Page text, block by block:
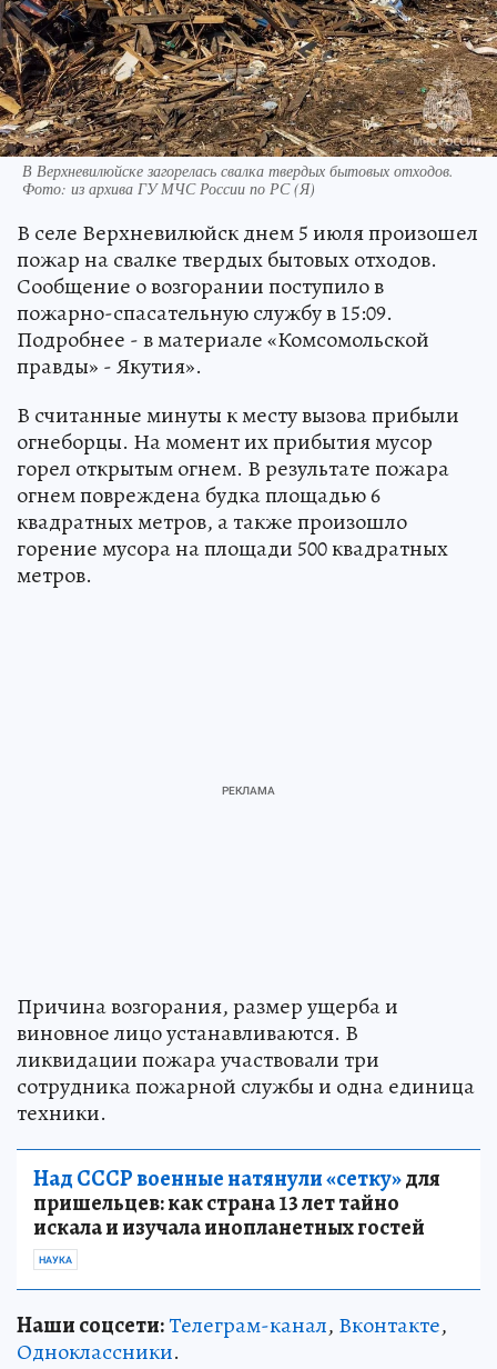
В Верхневилюйске загорелась свалка твердых бытовых отходов.
Фото: из архива ГУ МЧС России по РС (Я)
В селе Верхневилюйск днем 5 июля произошел
пожар на свалке твердых бытовых отходов.
Сообщение о возгорании поступило в
пожарно-спасательную службу в 15:09.
Подробнее - в материале «Комсомольской
правды» - Якутия».
В считанные минуты к месту вызова прибыли
огнеборцы. На момент их прибытия мусор
горел открытым огнем. В результате пожара
огнем повреждена будка площадью 6
квадратных метров, а также произошло
горение мусора на площади 500 квадратных
метров.
Причина возгорания, размер ущерба и
виновное лицо устанавливаются. В
ликвидации пожара участвовали три
сотрудника пожарной службы и одна единица
техники.
Над СССР военные натянули «сетку»для
пришельцев: как страна 13 лет тайно
искала и изучала инопланетных гостей
НАУКА
Наши соцсети:Телеграм-канал, Вконтакте,
Одноклассники.